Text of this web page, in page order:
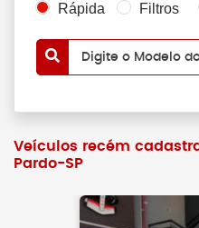
Rápida Filtros
Digite o Modelo
Veículos recém
Pardo-SP